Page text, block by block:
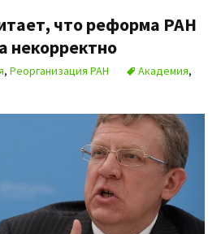
что реформа РАН
некорректно
, Реорганизация РАН Академия,